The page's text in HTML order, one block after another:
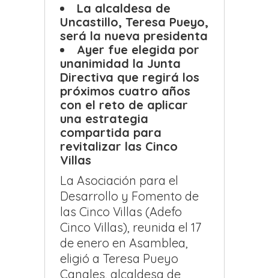
La alcaldesa de
Uncastillo, Teresa Pueyo,
será la nueva presidenta
Ayer fue elegida por
unanimidad la Junta
Directiva que regirá los
próximos cuatro años
con el reto de aplicar
una estrategia
compartida para
revitalizar las Cinco
Villas
La Asociación para el
Desarrollo y Fomento de
las Cinco Villas (Adefo
Cinco Villas), reunida el 17
de enero en Asamblea,
eligió a Teresa Pueyo
Canales, alcaldesa de